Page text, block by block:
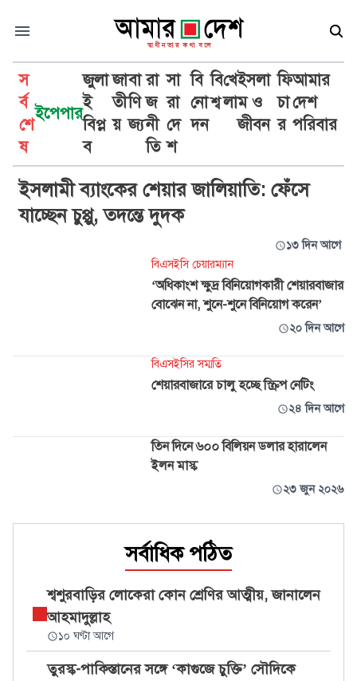
স
র্ব
শে
ষ
ইপেপার
জুলা
ই
বিপ্ল
ব
জা
তী
য়
বা
ণি
জ্য
রা
জ
নী
তি
সা
রা
দে
শ
বি
নো
দন
বি
শ্ব
খে
লা
ইসলা
ম ও
জীবন
ফি
চা
র
আমার
দেশ
পরিবার
শেয়ারবাজার
ইসলামী ব্যাংকের শেয়ার জালিয়াতি: ফেঁসে
যাচ্ছেন চুপ্পু, তদন্তে দুদক
১৩ দিন আগে
বিএসইসি চেয়ারম্যান
‘অধিকাংশ ক্ষুদ্র বিনিয়োগকারী শেয়ারবাজার
বোঝেন না, শুনে-শুনে বিনিয়োগ করেন’
২০ দিন আগে
বিএসইসির সম্মতি
শেয়ারবাজারে চালু হচ্ছে স্ক্রিপ নেটিং
২৪ দিন আগে
তিন দিনে ৬০০ বিলিয়ন ডলার হারালেন
ইলন মাস্ক
২৩ জুন ২০২৬
সর্বাধিক পঠিত
শ্বশুরবাড়ির লোকেরা কোন শ্রেণির আত্মীয়, জানালেন
আহমাদুল্লাহ
১০ ঘণ্টা আগে
তুরস্ক-পাকিস্তানের সঙ্গে ‘কাগুজে চুক্তি’ সৌদিকে